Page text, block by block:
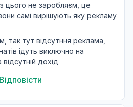
цього не заробляєм, це
самі вирішують яку рекламу
так тут відсутння реклама,
ідуть виключно на
дохід
Відповісти